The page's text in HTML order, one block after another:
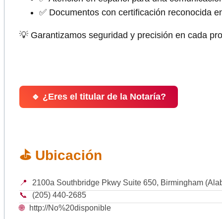
✅ Documentos con certificación reconocida
💡 Garantizamos seguridad y precisión en cada
🔹 ¿Eres el titular de la Notaría?
⛳ Ubicación
📍
2100a Southbridge Pkwy Suite 650, Birmingham
📞
(205) 440-2685
🌐
http://No%20disponible